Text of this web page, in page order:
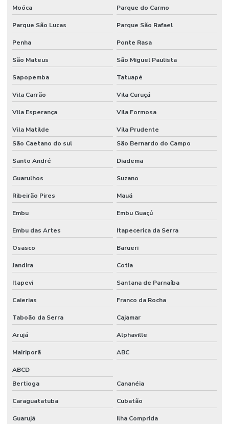
Moóca Parque do Carmo
Parque São Lucas Parque São Rafael
Penha Ponte Rasa
São Mateus São Miguel Paulista
Sapopemba Tatuapé
Vila Carrão Vila Curuçá
Vila Esperança Vila Formosa
Vila Matilde
Vila Prudente
São Caetano do sul
São Bernardo do Campo
Santo André Diadema
Guarulhos Suzano
Ribeirão Pires Mauá
Embu Embu Guaçú
Embu das Artes Itapecerica da Serra
Osasco Barueri
Jandira Cotia
Itapevi Santana de Parnaíba
Caierias Franco da Rocha
Taboão da Serra Cajamar
Arujá Alphaville
Mairiporã ABC
ABCD
Bertioga
Cananéia
Caraguatatuba Cubatão
Guarujá Ilha Comprida